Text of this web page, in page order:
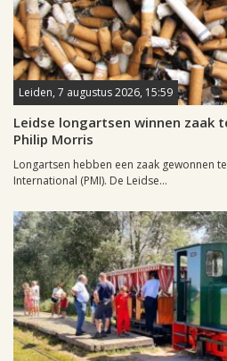
Leiden, 7 augustus 2026, 15:59
Leidse longartsen winnen zaak
Philip Morris
Longartsen hebben een zaak gewonnen
International (PMI). De Leidse...